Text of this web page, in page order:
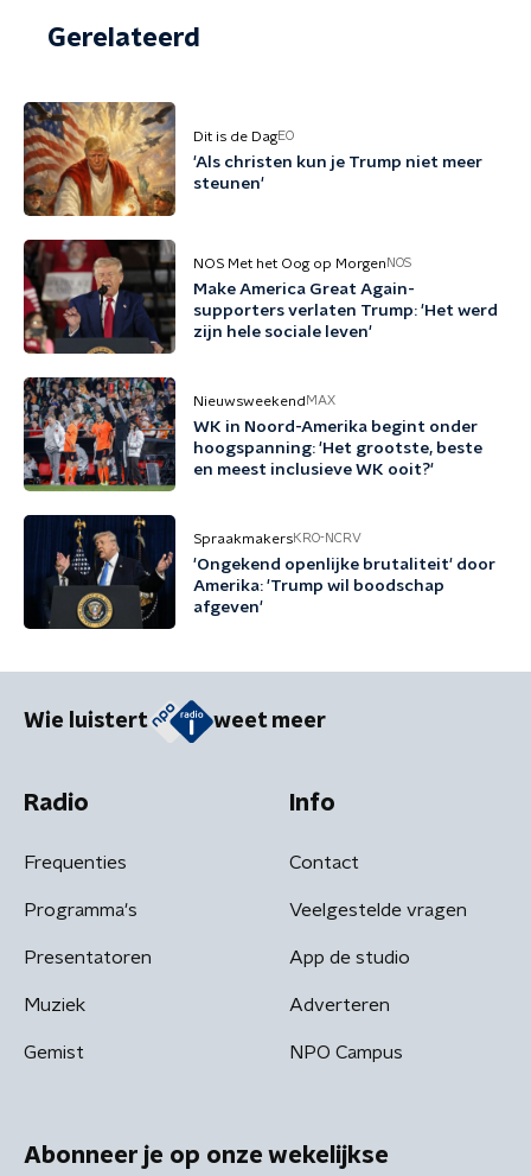
Gerelateerd
Dit is de DagEO
'Als christen kun je Trump niet meer
steunen'
NOS Met het Oog op Morgen NOS
Make America Great Again-
supporters verlaten Trump: 'Het werd
zijn hele sociale leven'
Nieuwsweekend MAX
WK in Noord-Amerika begint onder
hoogspanning: 'Het grootste, beste
en meest inclusieve WK ooit?'
SpraakmakersKRO-NCRV
'Ongekend openlijke brutaliteit' door
Amerika: 'Trump wil boodschap
afgeven'
Wie luistert weet meer
Radio
Frequenties
Programma's
Presentatoren
Muziek
Gemist
Info
Contact
Veelgestelde vragen
App de studio
Adverteren
NPO Campus
Abonneer je op onze wekelijkse